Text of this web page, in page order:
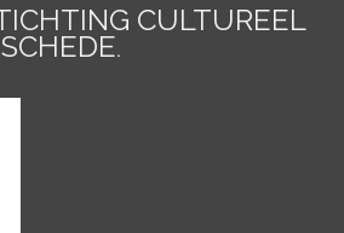
CULTUREEL
.